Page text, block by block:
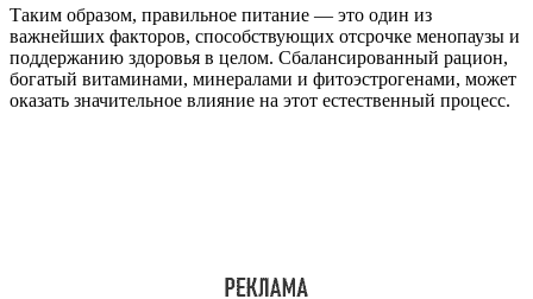
Таким образом, правильное питание — это один из
важнейших факторов, способствующих отсрочке менопаузы и
поддержанию здоровья в целом. Сбалансированный рацион,
богатый витаминами, минералами и фитоэстрогенами, может
оказать значительное влияние на этот естественный процесс.